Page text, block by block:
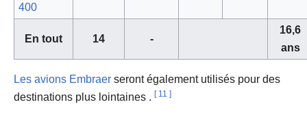
400
En tout 14 -
16,6
ans
Les avions Embraer seront également utilisés pour des
destinations plus lointaines . [11 ]